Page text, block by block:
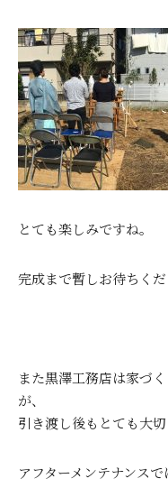
とても楽しみですね。
完成まで暫しお待ちくだ
また黒澤工務店は家づ
が、
引き渡し後もとても大切
アフターメンテナンス